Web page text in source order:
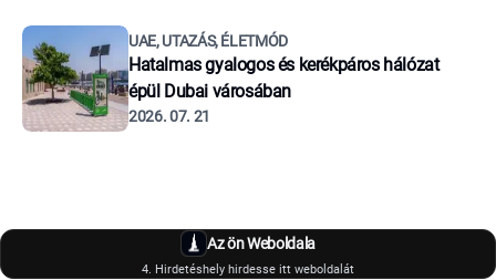
UAE, UTAZÁS, ÉLETMÓD
Hatalmas gyalogos és kerékpáros hálózat
épül Dubai városában
2026. 07. 21
Az ön Weboldala
4. Hirdetéshely hirdesse itt weboldalát